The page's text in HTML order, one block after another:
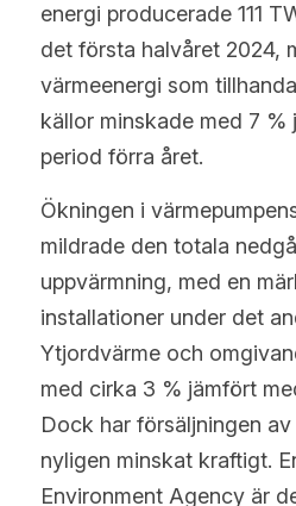
energi producerade 111
det första halvåret 2024,
värmeenergi som
källor minskade med 7 %
period förra året.
Ökningen i
mildrade den totala
uppvärmning, med en
installationer under det
Ytjordvärme och
med cirka 3 % jämfört
Dock har försäljningen
nyligen minskat kraftigt.
Environment Agency är